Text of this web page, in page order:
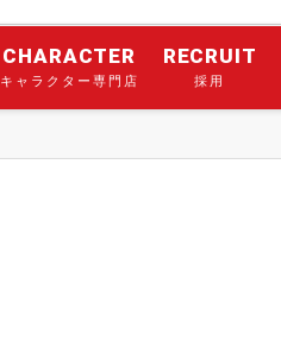
CHARACTER
キャラクター専門店
RECRUIT
採用